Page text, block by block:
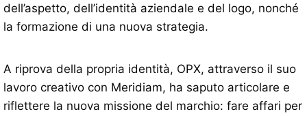
dell’aspetto, dell’identità aziendale e del logo, nonché
la formazione di una nuova strategia.
A riprova della propria identità, OPX, attraverso il suo
lavoro creativo con Meridiam, ha saputo articolare e
riflettere la nuova missione del marchio: fare affari per